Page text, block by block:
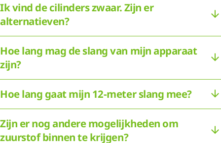
Ik vind de cilinders zwaar. Zijn er
alternatieven?
Hoe lang mag de slang van mijn apparaat
zijn?
Hoe lang gaat mijn 12-meter slang mee?
Zijn er nog andere mogelijkheden om
zuurstof binnen te krijgen?